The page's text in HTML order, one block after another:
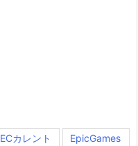
ECカレント EpicGames